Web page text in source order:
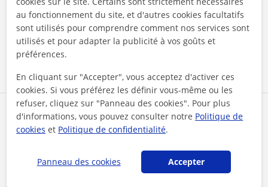
seulement à cuisiner un pl...
voir plus
1er cours offert
Marine
au fonctionnement du site, et d'autres cookies facultatifs
sont utilisés pour comprendre comment nos services sont
utilisés et pour adapter la publicité à vos goûts et
préférences.
En cliquant sur "Accepter", vous acceptez d'activer ces
cookies. Si vous préférez les définir vous-même ou les
refuser, cliquez sur "Panneau des cookies". Pour plus
d'informations, vous pouvez consulter notre Politique de
cookies et Politique de confidentialité.
Panneau des cookies Accepter